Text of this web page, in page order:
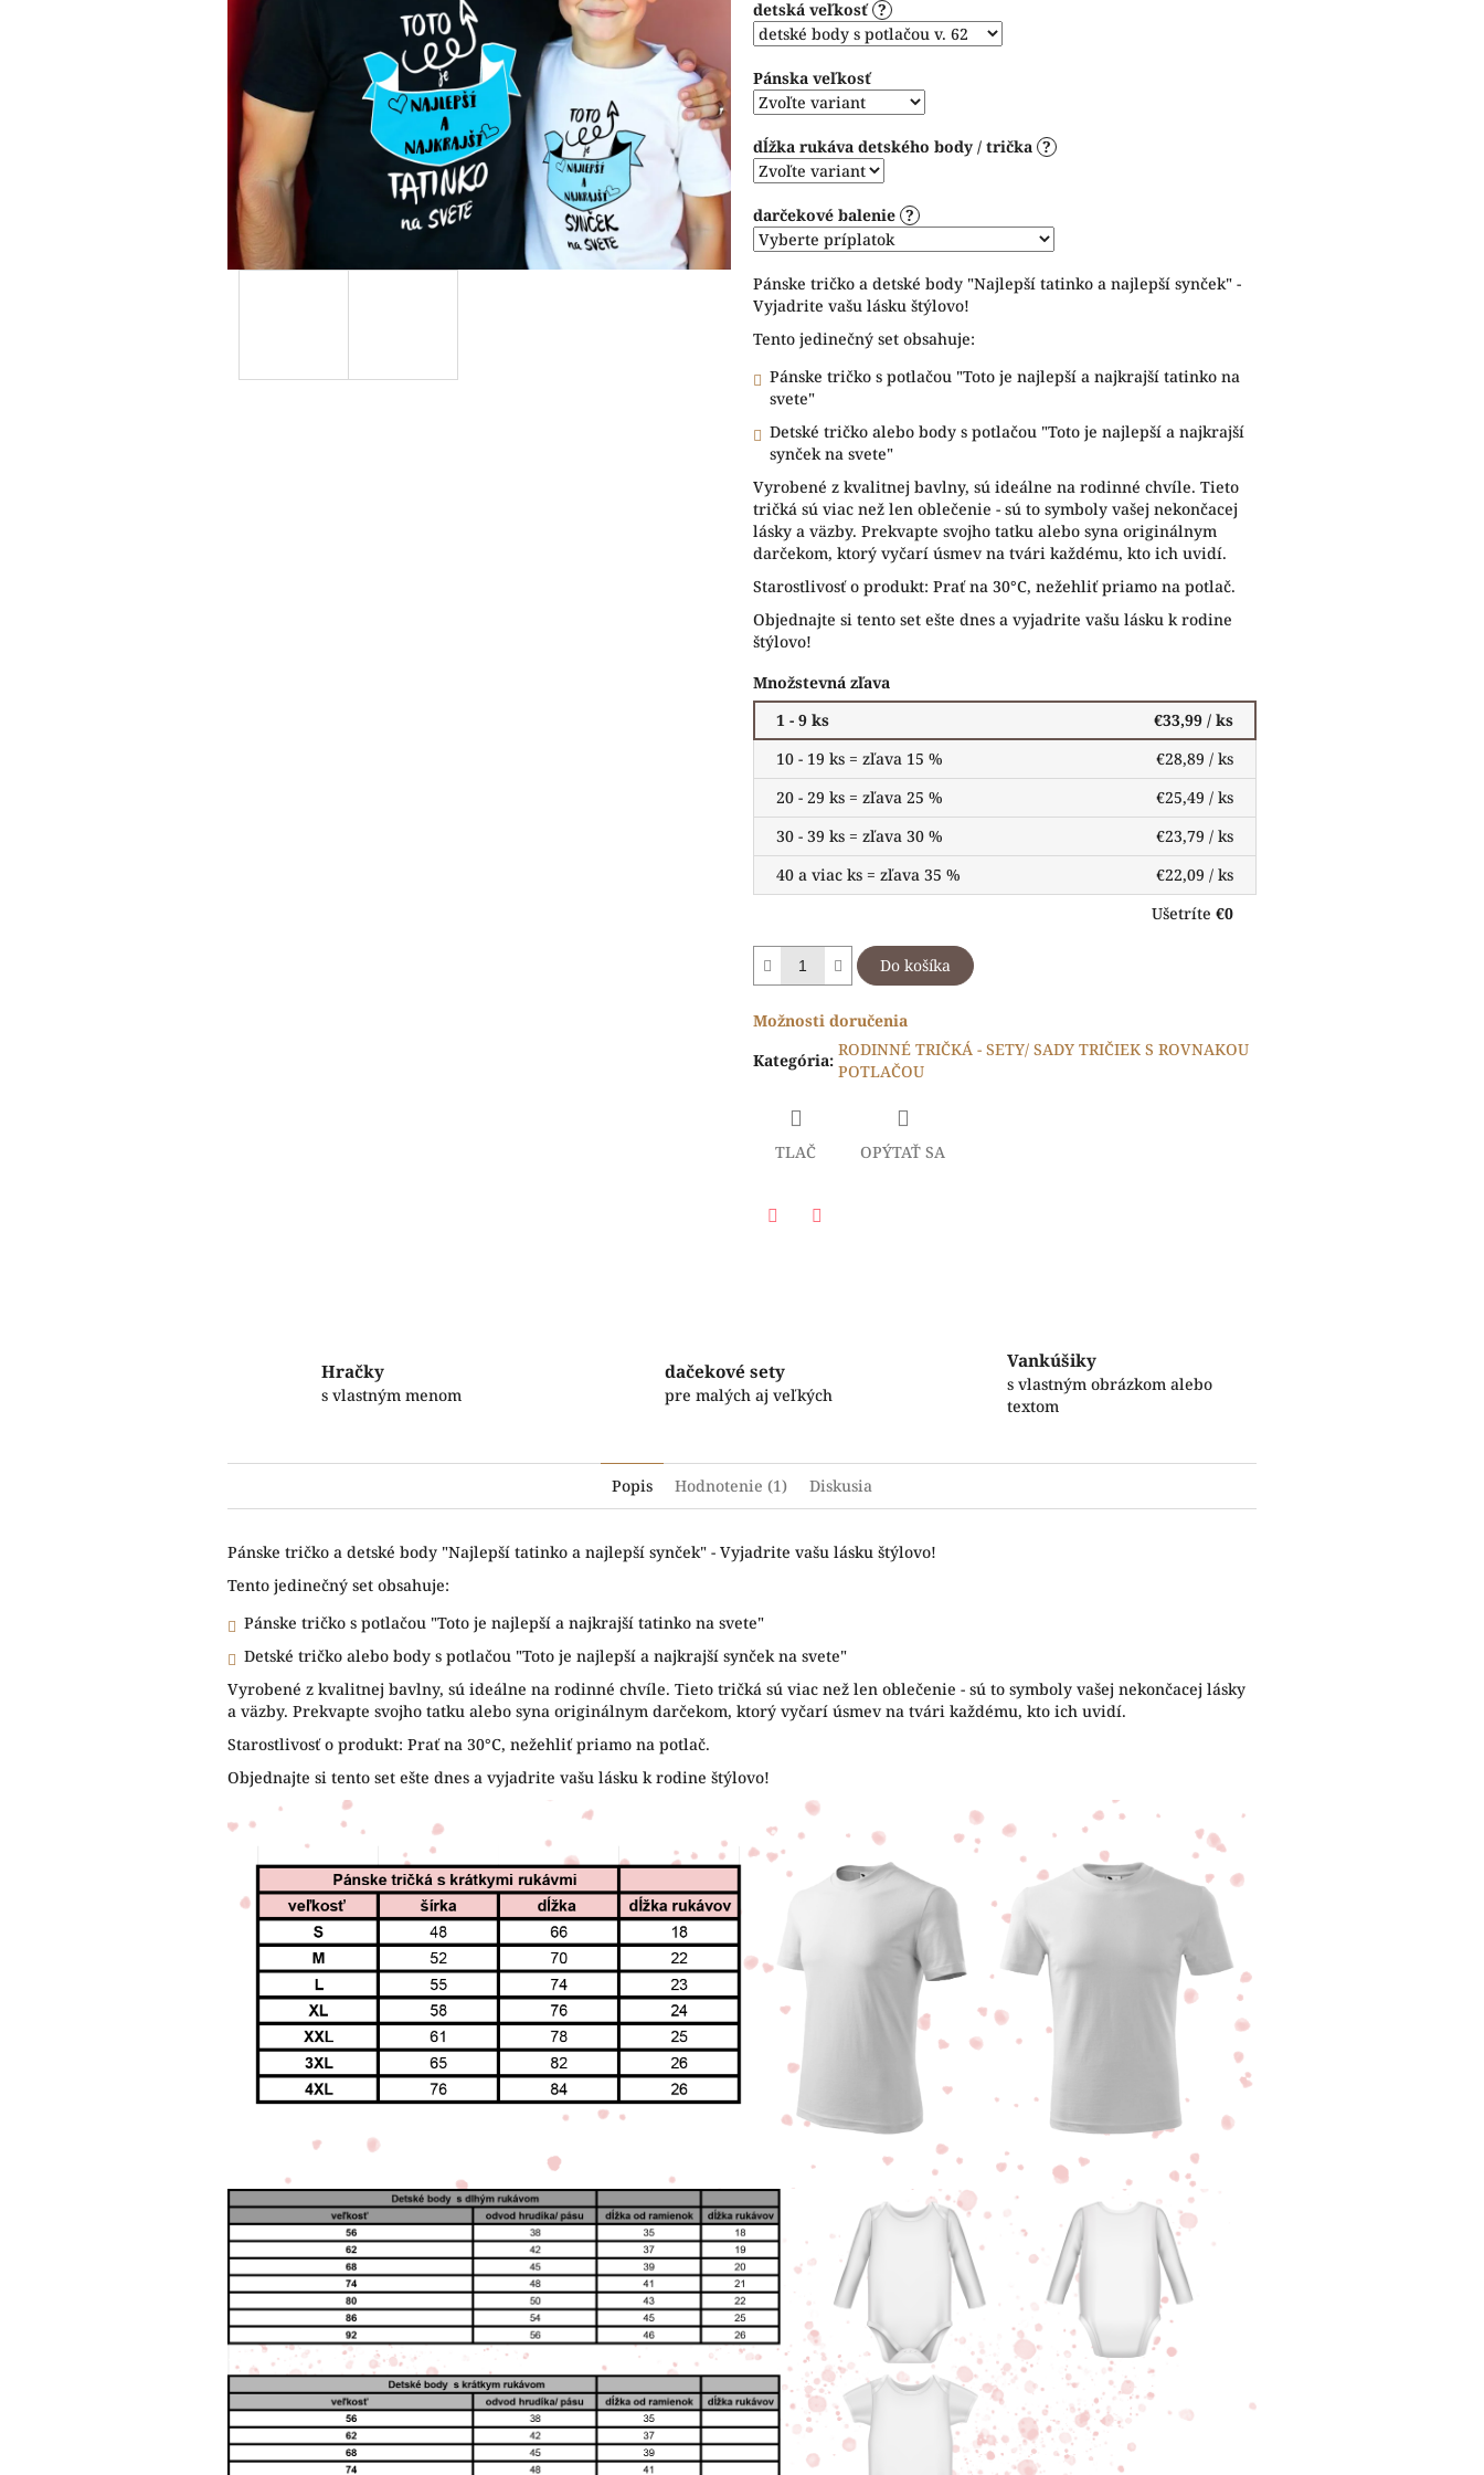
5
hviezdičiek.
detská veľkosť ?
Pánska veľkosť
dĺžka rukáva detského body / trička ?
darčekové balenie ?
Pánske tričko a detské body "Najlepší tatinko a najlepší synček" -
Vyjadrite vašu lásku štýlovo!
Tento jedinečný set obsahuje:
Pánske tričko s potlačou "Toto je najlepší a najkrajší tatinko na
svete"
Detské tričko alebo body s potlačou "Toto je najlepší a najkrajší
synček na svete"
Vyrobené z kvalitnej bavlny, sú ideálne na rodinné chvíle. Tieto
tričká sú viac než len oblečenie - sú to symboly vašej nekončacej
lásky a väzby. Prekvapte svojho tatku alebo syna originálnym
darčekom, ktorý vyčarí úsmev na tvári každému, kto ich uvidí.
Starostlivosť o produkt: Prať na 30°C, nežehliť priamo na potlač.
Objednajte si tento set ešte dnes a vyjadrite vašu lásku k rodine
štýlovo!
Množstevná zľava
1 - 9 ks
€33,99 / ks
10 - 19 ks = zľava 15 %
€28,89 / ks
20 - 29 ks = zľava 25 %
€25,49 / ks
30 - 39 ks = zľava 30 %
€23,79 / ks
40 a viac ks = zľava 35 %
€22,09 / ks
Ušetríte €0
Do košíka
Možnosti doručenia
Kategória:
RODINNÉ TRIČKÁ - SETY/ SADY TRIČIEK S ROVNAKOU
POTLAČOU
TLAČ OPÝTAŤ SA
Hračky
s vlastným menom
dačekové sety
pre malých aj veľkých
Vankúšiky
s vlastným obrázkom alebo
textom
Popis Hodnotenie (1) Diskusia
Pánske tričko a detské body "Najlepší tatinko a najlepší synček" - Vyjadrite vašu lásku štýlovo!
Tento jedinečný set obsahuje:
Pánske tričko s potlačou "Toto je najlepší a najkrajší tatinko na svete"
Detské tričko alebo body s potlačou "Toto je najlepší a najkrajší synček na svete"
Vyrobené z kvalitnej bavlny, sú ideálne na rodinné chvíle. Tieto tričká sú viac než len oblečenie - sú to symboly vašej nekončacej lásky
a väzby. Prekvapte svojho tatku alebo syna originálnym darčekom, ktorý vyčarí úsmev na tvári každému, kto ich uvidí.
Starostlivosť o produkt: Prať na 30°C, nežehliť priamo na potlač.
Objednajte si tento set ešte dnes a vyjadrite vašu lásku k rodine štýlovo!